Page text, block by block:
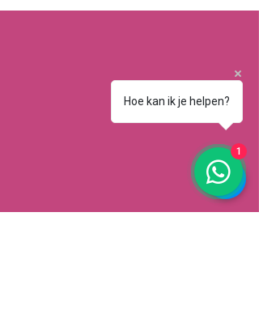
Hoe kan ik je helpen?
1